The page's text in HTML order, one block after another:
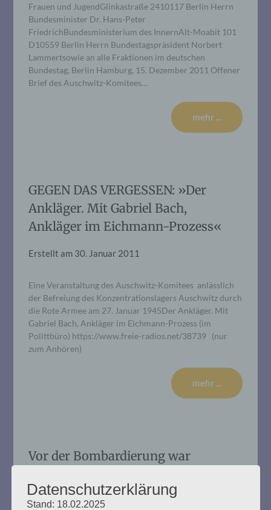
Frauen und JugendGlinkastraße 2410117 Berlin Herrn
Bundesminister Dr. Hans-Peter
FriedrichBundesministerium des InnernAlt-Moabit 101
D10559 Berlin Herrn Bundestagspräsident Norbert
Lammertsowie an alle Fraktionen im deutschen
Bundestag, Berlin Hamburg, 15. Dezember 2011 Offener
Brief des Auschwitz-Komitees…
mehr ...
GEGEN DAS VERGESSEN: »Der
Ankläger. Mit Gabriel Bach,
Ankläger im Eichmann-Prozess«
Erstellt am 30. Januar 2011
Eine Veranstaltung des Auschwitz-Komitees anlässlich
der Befreiung des Konzentrationslagers Auschwitz durch
die Rote Armee am 27. Januar 1945Der Ankläger. Mit
Gabriel Bach, Ankläger im Eichmann-Prozess (im
Polittbüro) https://www.freie-radios.net/38739 (nur
zum Anhören)
mehr ...
Vor der Bombardierung war
Erstellt am13. Februar 2010
Datenschutzerklärung
Stand: 18.02.2025